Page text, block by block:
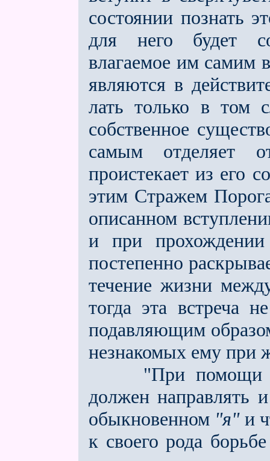
состоянии по­знать
для него будет
влагаемое им самим
являются в
лать только в том
собственное
самым отделяет
проистекает из его
этим Стражем
описанном
и при
постепенно
течение жизни
тогда эта встреча
подавляющим
незнакомых ему при
"При помощи
должен направлять
обыкновенном "я"и
к своего рода